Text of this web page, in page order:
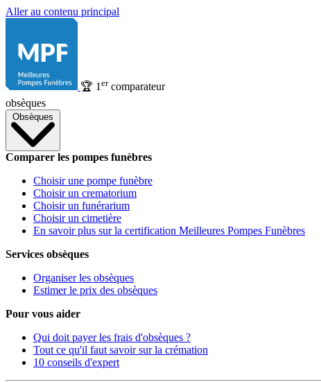
Aller au contenu principal
🏆 1 ercomparateur
obsèques
Obsèques
Comparer les pompes funèbres
Choisir une pompe funèbre
Choisir un crematorium
Choisir un funérarium
Choisir un cimetière
En savoir plus sur la certification Meilleures Pompes Funèbres
Services obsèques
Organiser les obsèques
Estimer le prix des obsèques
Pour vous aider
Qui doit payer les frais d'obsèques ?
Tout ce qu'il faut savoir sur la crémation
10 conseils d'expert